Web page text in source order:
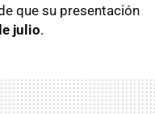
que su presentación
julio.